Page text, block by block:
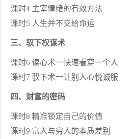
课时4 主宰情绪的有效方法
课时5 人生并不交给命运
三、驭下权谋术
课时6 读心术一快速看穿一个人
课时7 驭下术一让别人心悦诚服
四、财富的密码
课时8 精准锁定自己的价值
课时9 富人与穷人的本质差别